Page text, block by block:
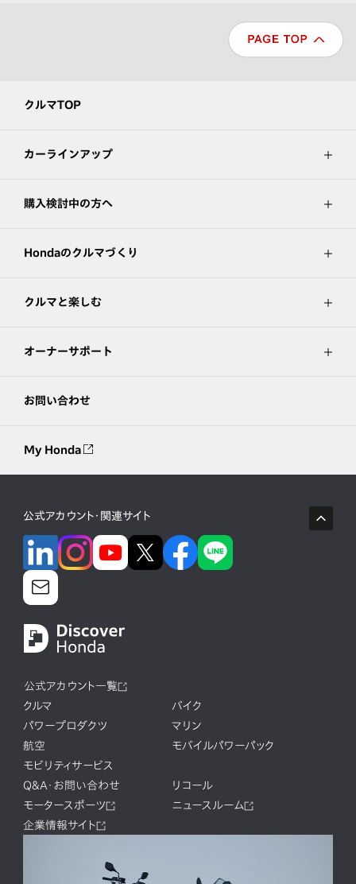
クルマTOP
カーラインアップ
購入検討中の方へ
Hondaのクルマづくり
クルマと楽しむ
オーナーサポート
お問い合わせ
My Honda
公式アカウント・関連サイト
公式アカウント一覧
クルマ
バイク
パワープロダクツ
マリン
航空
モバイルパワーパック
モビリティサービス
Q&A・お問い合わせ
リコール
モータースポーツ
ニュースルーム
企業情報サイト